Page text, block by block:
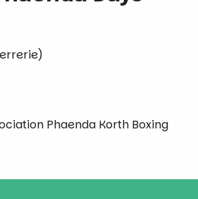
Phaenda Korth Boxing